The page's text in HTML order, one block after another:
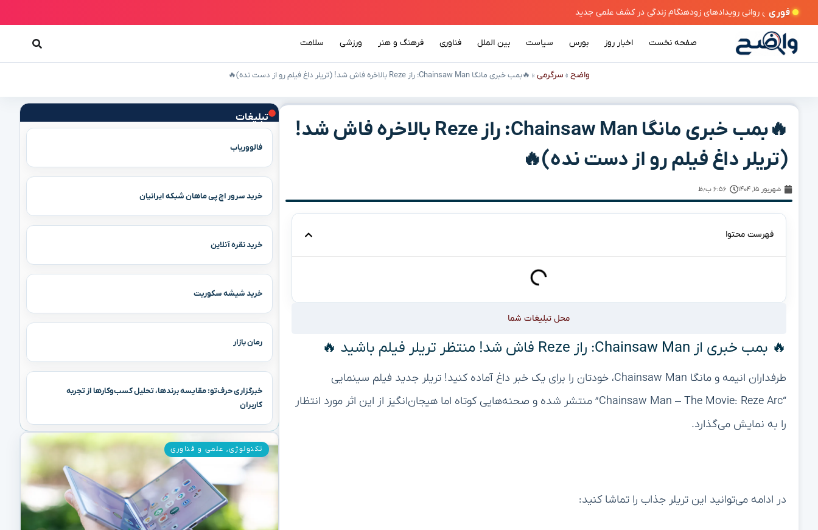
فوری
رویدادهای زودهنگام زندگی در کشف علمی جدید
صفحه نخست اخبار روز بورس سیاست بین الملل فناوری فرهنگ و هنر ورزشی سلامت
واضح » سرگرمی » 🔥بمب خبری مانگا Chainsaw Man: راز Reze بالاخره فاش شد! (تریلر داغ فیلم رو از دست نده)🔥
تبلیغات
فالووریاب
خرید سرور اچ پی ماهان شبکه ایرانیان
خرید نقره آنلاین
خرید شیشه سکوریت
رمان بازار
خبرگزاری حرف‌تو: مقایسه برندها، تحلیل کسب‌وکارها از تجربه
کاربران
تکنولوژی, علمی و فناوری
🔥بمب خبری مانگا Chainsaw Man: راز Reze بالاخره فاش شد!
(تریلر داغ فیلم رو از دست نده)🔥
شهریور ۱۵, ۱۴۰۴ ۶:۵۶ ب٫ظ
فهرست محتوا
محل تبلیغات شما
🔥 بمب خبری از Chainsaw Man: راز Reze فاش شد! منتظر تریلر فیلم باشید 🔥
طرفداران انیمه و مانگا Chainsaw Man، خودتان را برای یک خبر داغ آماده کنید! تریلر جدید فیلم سینمایی
“Chainsaw Man – The Movie: Reze Arc” منتشر شده و صحنه‌هایی کوتاه اما هیجان‌انگیز از این اثر مورد انتظار
را به نمایش می‌گذارد.
در ادامه می‌توانید این تریلر جذاب را تماشا کنید: